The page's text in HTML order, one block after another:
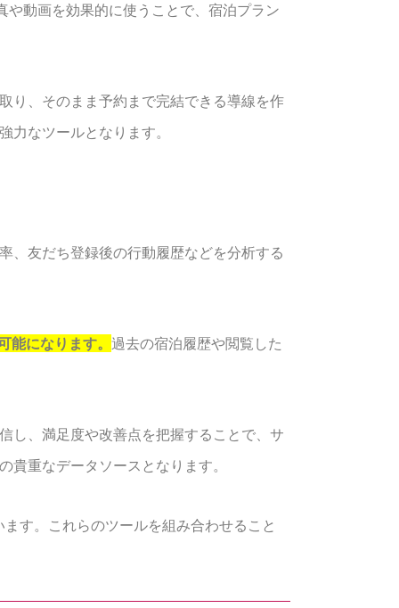
動画を効果的に使うことで、宿泊プラン
り、そのまま予約まで完結できる導線を作
なツールとなります。
、友だち登録後の行動履歴などを分析する
になります。 過去の宿泊履歴や閲覧した
し、満足度や改善点を把握することで、サ
重なデータソースとなります。
す。これらのツールを組み合わせること